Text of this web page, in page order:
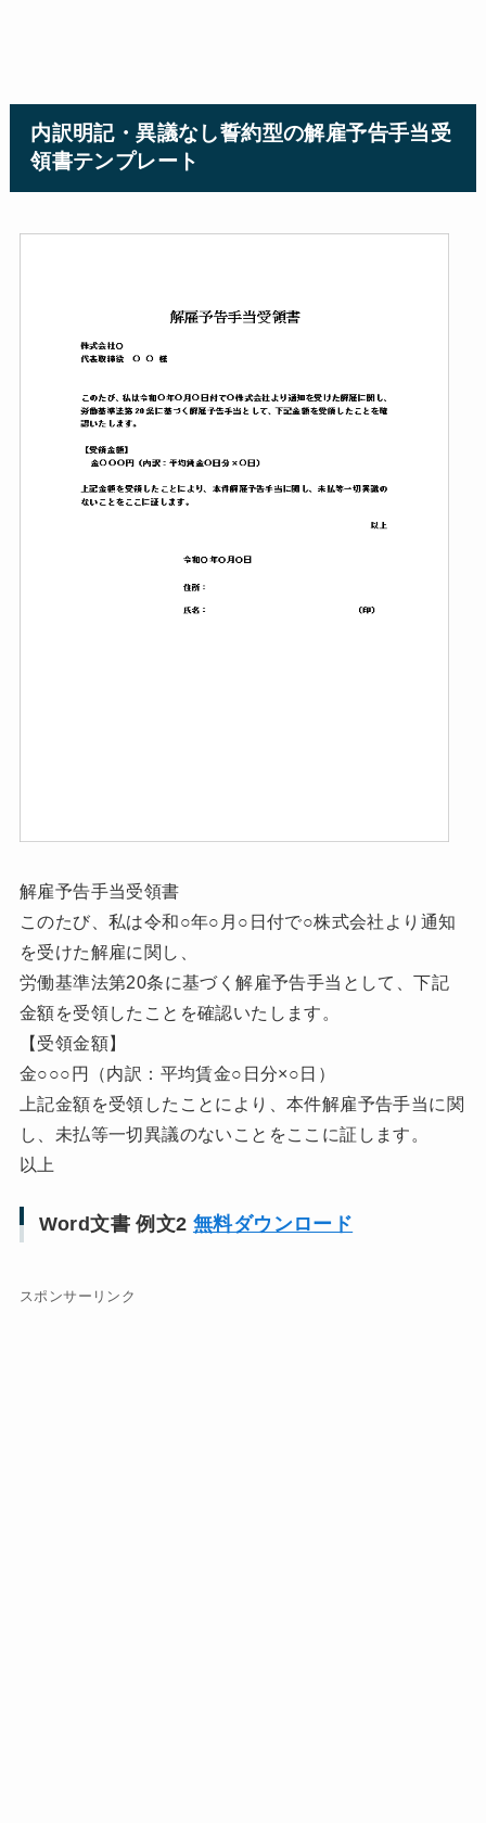
内訳明記・異議なし誓約型の解雇予告手当受
領書テンプレート
解雇予告手当受領書
このたび、私は令和○年○月○日付で○株式会社より通知
を受けた解雇に関し、
労働基準法第20条に基づく解雇予告手当として、下記
金額を受領したことを確認いたします。
【受領金額】
金○○○円（内訳：平均賃金○日分×○日）
上記金額を受領したことにより、本件解雇予告手当に関
し、未払等一切異議のないことをここに証します。
以上
Word文書 例文2 無料ダウンロード
スポンサーリンク